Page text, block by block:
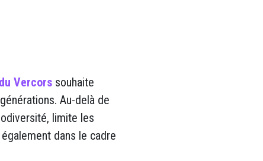
Vercors souhaite
Au-delà de
limite les
dans le cadre